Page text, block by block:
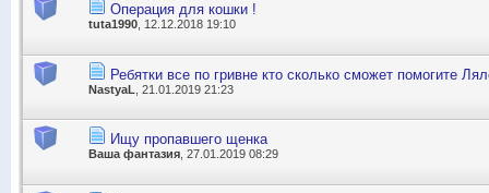
Операция для кошки !
tuta1990, 12.12.2018 19:10
Ребятки все по гривне кто сколько сможет помогите
NastyaL , 21.01.2019 21:23
Ищу пропавшего щенка
Ваша фантазия , 27.01.2019 08:29